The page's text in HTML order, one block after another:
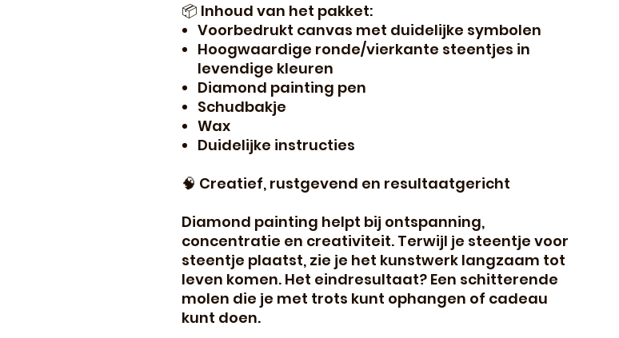
📦 Inhoud van het pakket:
Voorbedrukt canvas met duidelijke symbolen
Hoogwaardige ronde/vierkante steentjes in
levendige kleuren
Diamond painting pen
Schudbakje
Wax
Duidelijke instructies
🧠 Creatief, rustgevend en resultaatgericht
Diamond painting helpt bij ontspanning,
concentratie en creativiteit. Terwijl je steentje voor
steentje plaatst, zie je het kunstwerk langzaam tot
leven komen. Het eindresultaat? Een schitterende
molen die je met trots kunt ophangen of cadeau
kunt doen.